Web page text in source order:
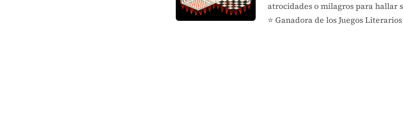
atrocidades o milagros para hallar
⭐ Ganadora de los Juegos